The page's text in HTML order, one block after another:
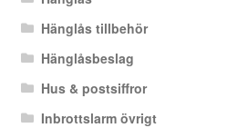
Hänglås tillbehör
Hänglåsbeslag
Hus & postsiffror
Inbrottslarm övrigt